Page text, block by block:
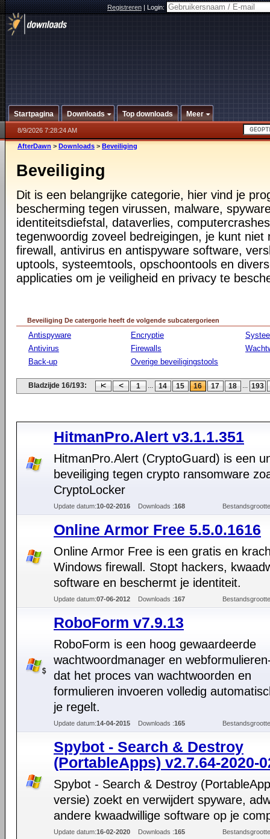
Registreren|Login:
Startpagina Downloads Top downloads Meer
8/9/2026 7:28:24 AM
AfterDawn > Downloads > Beveiliging
Beveiliging
Dit is een belangrijke categorie, hier vind je
bescherming tegen virussen, malware,
identiteitsdiefstal, dataverlies,
tegenwoordig zoveel bedreigingen, je kunt
firewall, antivirus en antispyware software,
uptools, systeemtools, opschoontools en
applicaties om je veiligheid en privacy te
Beveiliging De catergorie heeft de volgende subcatergorieen
Antispyware
Antivirus
Back-up
Encryptie
Firewalls
Overige beveiligingstools
Bladzijde 16/193: 1 ... 14 15 16 17 18 ... 193
HitmanPro.Alert v3.1.1.351
HitmanPro.Alert (CryptoGuard) is een
beveiliging tegen crypto ransomware
CryptoLocker
Update datum:10-02-2016 Downloads :168
Online Armor Free 5.5.0.1616
Online Armor Free is een gratis en
Windows firewall. Stopt hackers,
software en beschermt je identiteit.
Update datum:07-06-2012 Downloads :167
RoboForm v7.9.13
RoboForm is een hoog gewaardeerde
wachtwoordmanager en
dat het proces van wachtwoorden en
formulieren invoeren volledig
je regelt.
Update datum:14-04-2015 Downloads :165
Spybot - Search & Destroy
(PortableApps) v2.7.64-2020-
Spybot - Search & Destroy
versie) zoekt en verwijdert spyware,
andere kwaadwillige software op je
Update datum:16-02-2020 Downloads :165